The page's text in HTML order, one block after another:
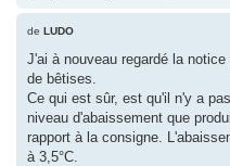
de LUDO
J'ai à nouveau regardé la
de bêtises.
Ce qui est sûr, est qu'il n'y a
niveau d'abaissement que
rapport à la consigne.
à 3,5°C.